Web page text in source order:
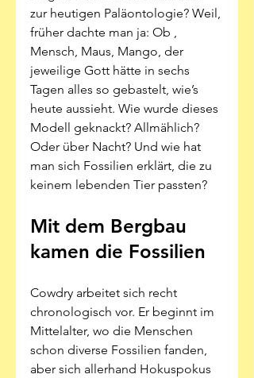
zur heutigen Paläontologie? Weil,
früher dachte man ja: Ob ,
Mensch, Maus, Mango, der
jeweilige Gott hätte in sechs
Tagen alles so gebastelt, wie’s
heute aussieht. Wie wurde dieses
Modell geknackt? Allmählich?
Oder über Nacht? Und wie hat
man sich Fossilien erklärt, die zu
keinem lebenden Tier passten?
Mit dem Bergbau
kamen die Fossilien
Cowdry arbeitet sich recht
chronologisch vor. Er beginnt im
Mittelalter, wo die Menschen
schon diverse Fossilien fanden,
aber sich allerhand Hokuspokus